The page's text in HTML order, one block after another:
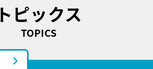
トピックス
TOPICS